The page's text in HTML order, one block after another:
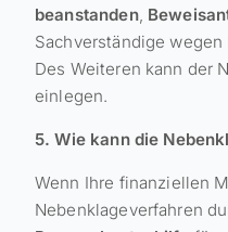
beanstanden,
Sachverständige wegen
Des Weiteren kann der
einlegen.
5. Wie kann die
Wenn Ihre finanziellen
Nebenklageverfahren